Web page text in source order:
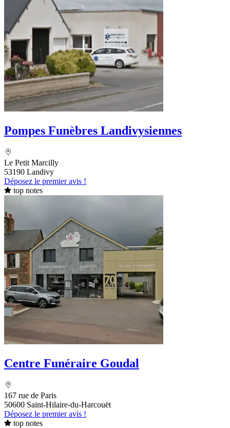
Pompes Funèbres Landivysiennes
Le Petit Marcilly
53190 Landivy
Déposez le premier avis !
top notes
Centre Funéraire Goudal
167 rue de Paris
50600 Saint-Hilaire-du-Harcouët
Déposez le premier avis !
top notes